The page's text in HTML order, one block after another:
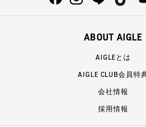
ABOUT AIGLE
AIGLEとは
AIGLE CLUB会員特
会社情報
採用情報